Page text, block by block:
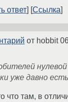
ответ
Ссылка
от hobbit
уже давно
что там, в